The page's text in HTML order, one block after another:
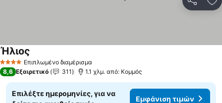
4 ΑστέριαΕπιπλωμένο διαμέρισμα
Ήλιος
8,6 Εξαιρετικό 311 1.1 χλμ. από: Κομμός
Επιλέξτε ημερομηνίες, για να
Εμφάνιση τιμών